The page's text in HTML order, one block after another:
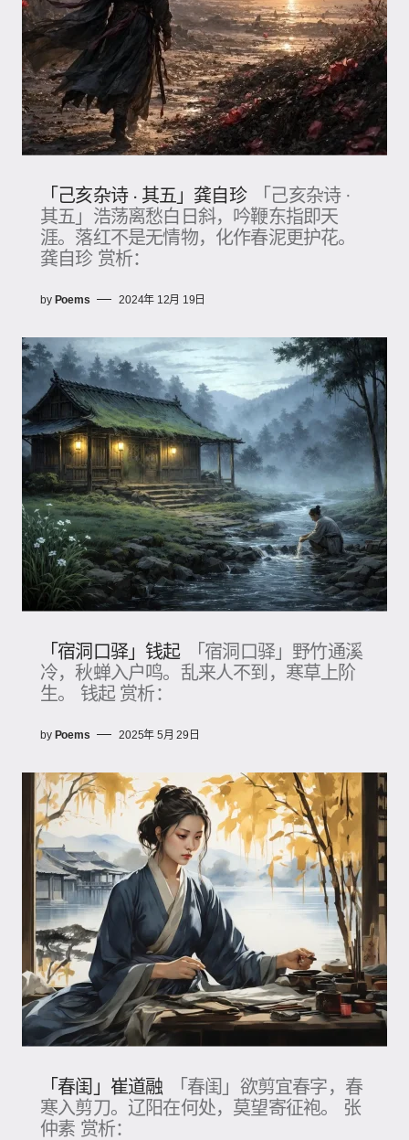
「己亥杂诗 · 其五」龚自珍
「己亥杂诗 ·
其五」浩荡离愁白日斜，吟鞭东指即天
涯。落红不是无情物，化作春泥更护花。
龚自珍 赏析：
by Poems 2024年 12月 19日
「宿洞口驿」钱起
「宿洞口驿」野竹通溪
冷，秋蝉入户鸣。乱来人不到，寒草上阶
生。 钱起 赏析：
by Poems 2025年 5月 29日
「春闺」崔道融
「春闺」欲剪宜春字，春
寒入剪刀。辽阳在何处，莫望寄征袍。 张
仲素 赏析：